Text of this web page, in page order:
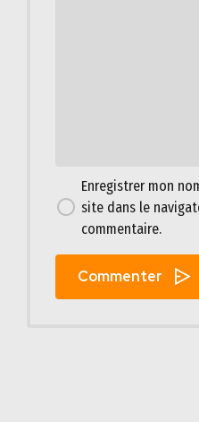
Enregistrer mon
site dans le
commentaire.
Commenter